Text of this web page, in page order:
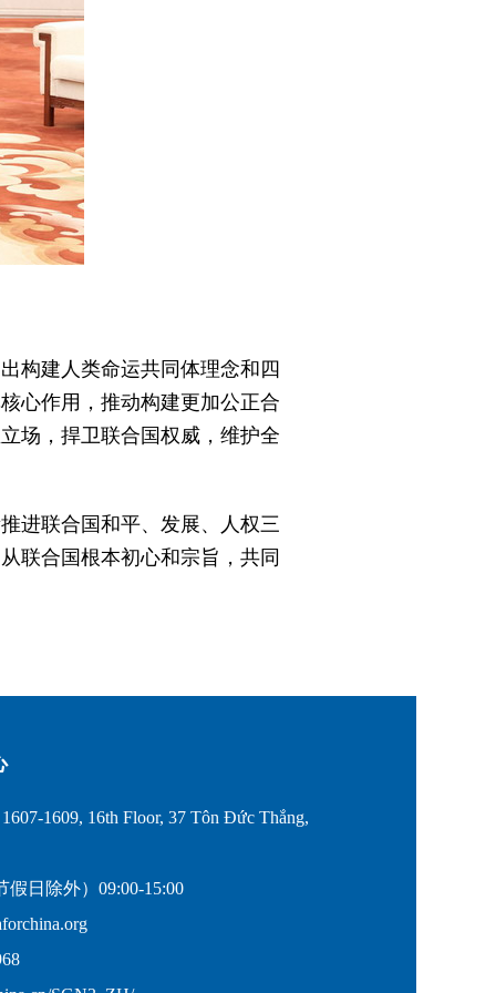
构建人类命运共同体理念和四
心作用，推动构建更加公正合
场，捍卫联合国权威，维护全
进联合国和平、发展、人权三
联合国根本初心和宗旨，共同
1609, 16th Floor, 37 Tôn Đức Thắng,
日除外）09:00-15:00